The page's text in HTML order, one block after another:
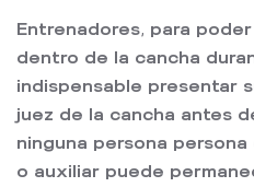
Entrenadores, para
dentro de la cancha
indispensable presentar
juez de la cancha antes
ninguna persona
o auxiliar puede